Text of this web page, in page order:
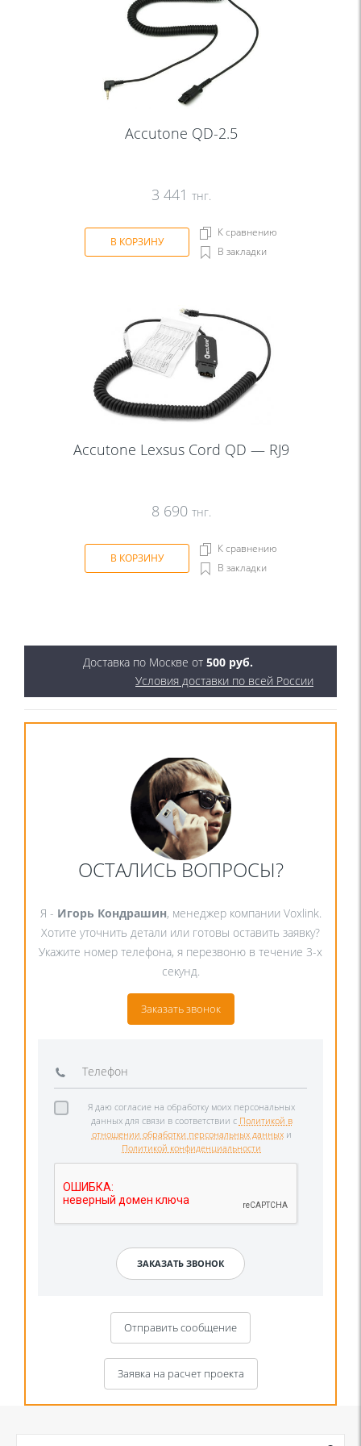
Accutone QD-2.5
3 441 тнг.
В КОРЗИНУ
К сравнению
В закладки
Accutone Lexsus Cord QD — RJ9
8 690 тнг.
В КОРЗИНУ
К сравнению
В закладки
Доставка по Москве от 500 руб.
Условия доставки по всей России
ОСТАЛИСЬ ВОПРОСЫ?
Я - Игорь Кондрашин, менеджер компании Voxlink.
Хотите уточнить детали или готовы оставить заявку?
Укажите номер телефона, я перезвоню в течение 3-х
секунд.
Заказать звонок
Я даю согласие на обработку моих персональных
данных для связи в соответствии с Политикой в
отношении обработки персональных данныхи
Политикой конфиденциальности
Отправить сообщение
Заявка на расчет проекта